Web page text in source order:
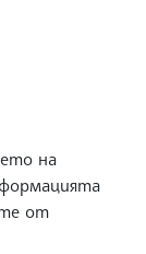
на
от